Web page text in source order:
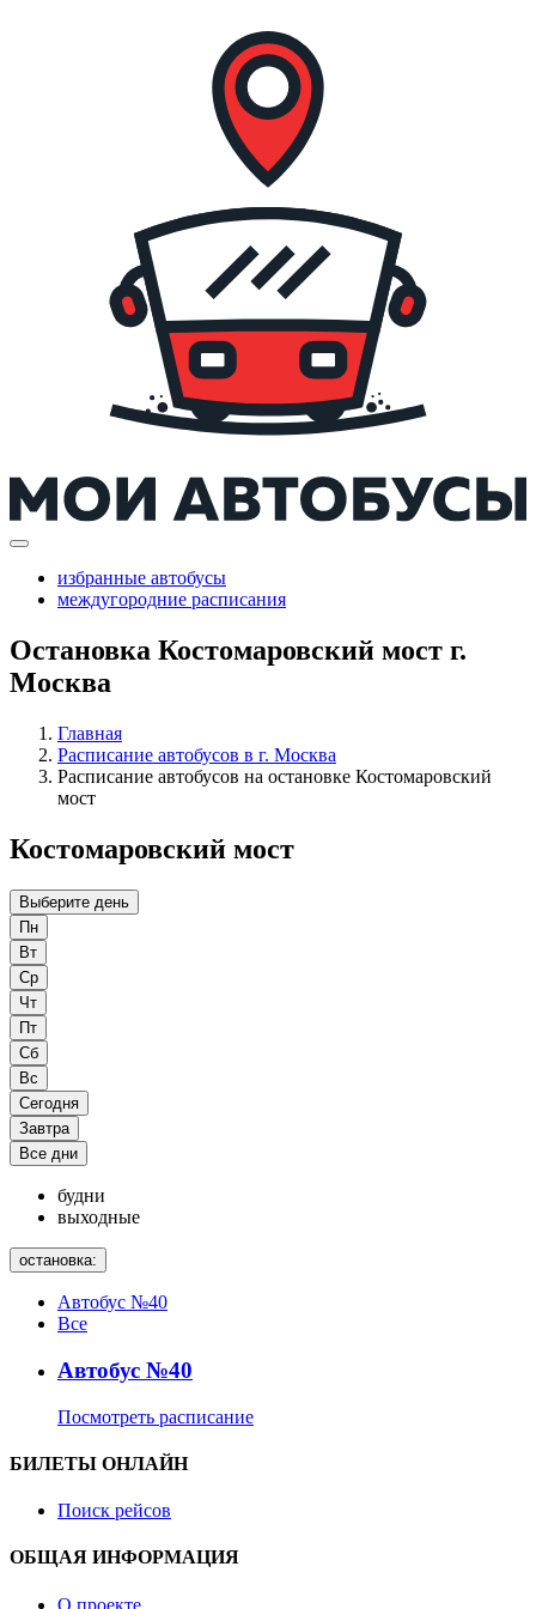
избранные автобусы
междугородние расписания
Остановка Костомаровский мост г.
Москва
Главная
Расписание автобусов в г. Москва
Расписание автобусов на остановке Костомаровский
мост
Костомаровский мост
Выберите день
Пн
Вт
Ср
Чт
Пт
Сб
Вс
Сегодня
Завтра
Все дни
будни
выходные
остановка:
Автобус №40
Все
Автобус №40
Посмотреть расписание
БИЛЕТЫ ОНЛАЙН
Поиск рейсов
ОБЩАЯ ИНФОРМАЦИЯ
О проекте